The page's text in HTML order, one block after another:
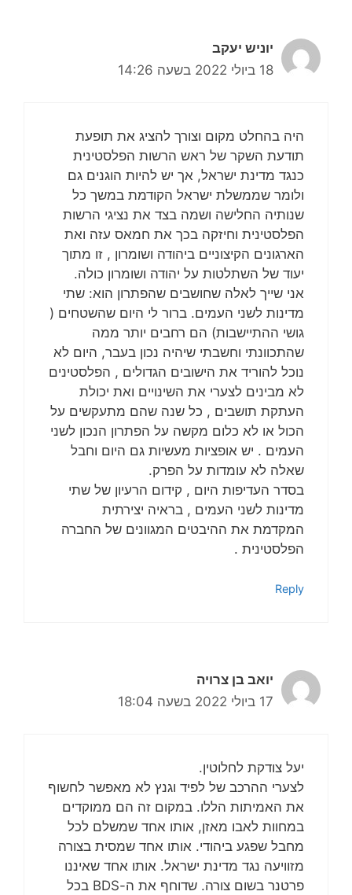
יוניש יעקב
18 ביולי 2022 בשעה 14:26
היה בהחלט מקום וצורך להציג את תופעת
תודעת השקר של ראש הרשות הפלסטינית
כנגד מדינת ישראל, אך יש להיות הוגנים גם
ולומר שממשלת ישראל הקודמת במשך כל
שנותיה החלישה ושמה בצד את נציגי הרשות
הפלסטינית וחיזקה בכך את חמאס עזה ואת
הארגונים הקיצוניים ביהודה ושומרון , זו מתוך
יעוד של השתלטות על יהודה ושומרון כולה.
אני שייך לאלה שחושבים שהפתרון הוא: שתי
מדינות לשני העמים. ברור לי היום שהשטחים (
גושי ההתיישבות) הם רחבים יותר ממה
שהתכוונתי וחשבתי שיהיה נכון בעבר, היום לא
נוכל להוריד את הישובים הגדולים , הפלסטינים
לא מבינים לצערי את השינויים ואת יכולת
העתקת תושבים , כל שנה שהם מתעקשים על
הכול או לא כלום מקשה על הפתרון הנכון לשני
העמים . יש אופציות מעשיות גם היום וחבל
שאלה לא עומדות על הפרק.
בסדר העדיפות היום , קידום הרעיון של שתי
מדינות לשני העמים , בראיה יצירתית
המקדמת את ההיבטים המגוונים של החברה
הפלסטינית .
Reply
יואב בן צרויה
17 ביולי 2022 בשעה 18:04
יעל צודקת לחלוטין.
לצערי ההרכב של לפיד וגנץ לא מאפשר לחשוף
את האמיתות הללו. במקום זה הם ממוקדים
במחוות לאבו מאזן, אותו אחד שמשלם לכל
מחבל שפגע ביהודי. אותו אחד שמסית בצורה
מזוויעה נגד מדינת ישראל. אותו אחד שאיננו
פרטנר בשום צורה. שדוחף את ה-BDS בכל